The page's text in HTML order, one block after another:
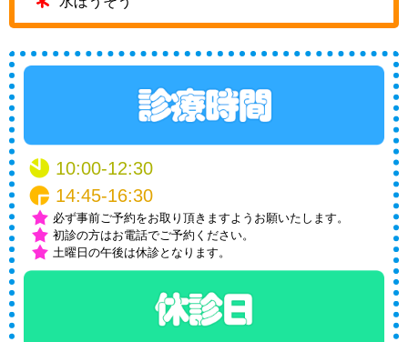
10:00-12:30
14:45-16:30
必ず事前ご予約をお取り頂きますようお願いたします。
初診の方はお電話でご予約ください。
土曜日の午後は休診となります。